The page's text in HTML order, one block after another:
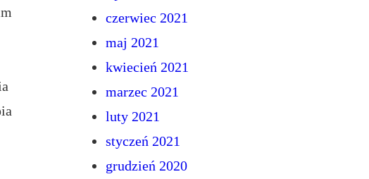
czerwiec 2021
maj 2021
kwiecień 2021
marzec 2021
luty 2021
styczeń 2021
grudzień 2020